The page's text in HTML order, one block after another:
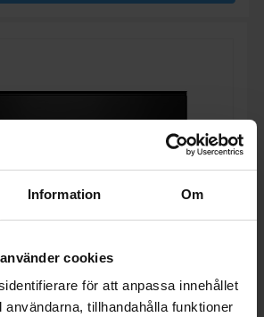
Information Om
cookies
för att anpassa innehållet
användarna, tillhandahålla funktioner